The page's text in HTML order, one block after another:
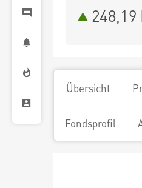
248,19
Übersicht
Fondsprofil